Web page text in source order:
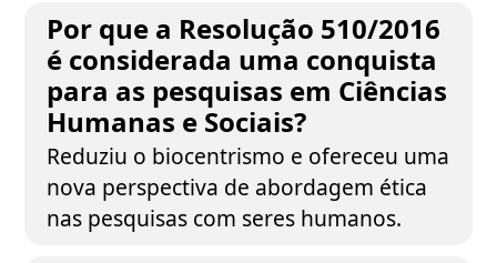
Por que a Resolução 510/2016
é considerada uma conquista
para as pesquisas em Ciências
Humanas e Sociais?
Reduziu o biocentrismo e ofereceu uma
nova perspectiva de abordagem ética
nas pesquisas com seres humanos.